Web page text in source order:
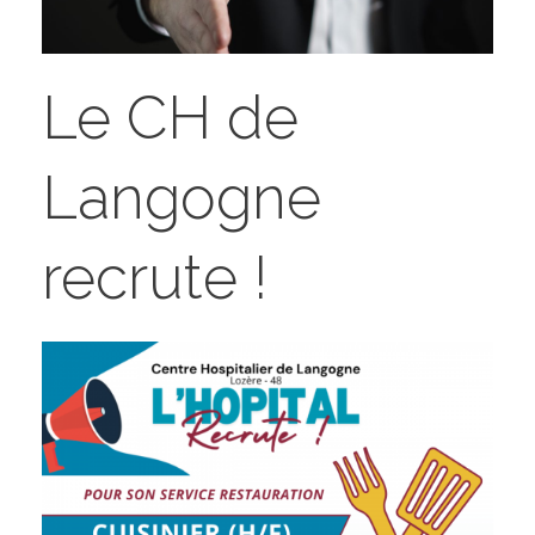
Le CH de
Langogne
recrute !